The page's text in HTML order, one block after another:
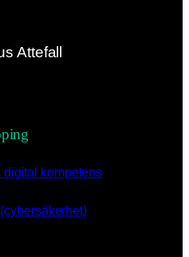
Attefall
digital kompetens